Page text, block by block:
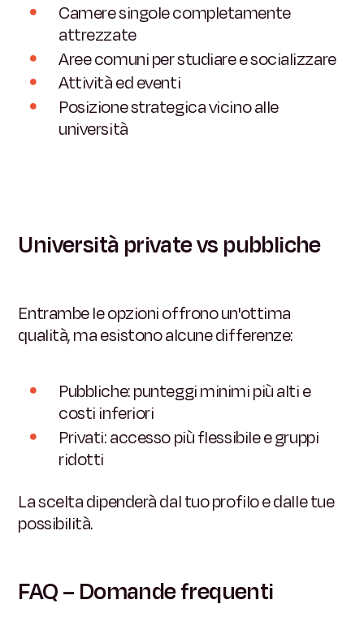
Camere singole completamente
attrezzate
Aree comuni per studiare e socializzare
Attività ed eventi
Posizione strategica vicino alle
università
Università private vs pubbliche
Entrambe le opzioni offrono un'ottima
qualità, ma esistono alcune differenze:
Pubbliche: punteggi minimi più alti e
costi inferiori
Privati: accesso più flessibile e gruppi
ridotti
La scelta dipenderà dal tuo profilo e dalle tue
possibilità.
FAQ – Domande frequenti